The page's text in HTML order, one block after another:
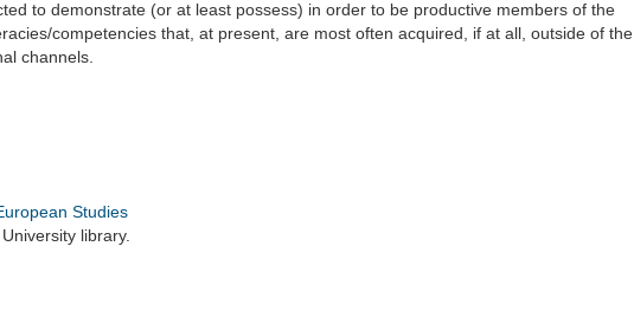
to demonstrate (or at least possess) in order to be productive members of the
competencies that, at present, are most often acquired, if at all, outside of the
channels.
Studies
library.